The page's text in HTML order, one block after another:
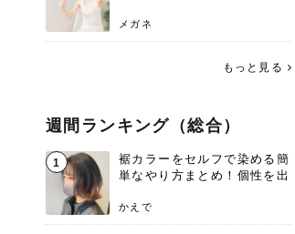
術
メガネ
もっと見る
週間ランキング（総合）
1
裾カラーをセルフで染める簡
単なやり方まとめ！個性を出
かえで